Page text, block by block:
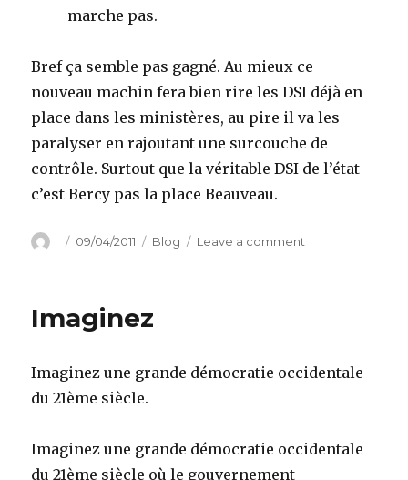
marche pas.
Bref ça semble pas gagné. Au mieux ce
nouveau machin fera bien rire les DSI déjà en
place dans les ministères, au pire il va les
paralyser en rajoutant une surcouche de
contrôle. Surtout que la véritable DSI de l’état
c’est Bercy pas la place Beauveau.
Author
Posted
09/04/2011 Categories
Blog Leave a comment
quoi
Imaginez
Imaginez une grande démocratie occidentale
du 21ème siècle.
Imaginez une grande démocratie occidentale
du 21ème siècle où le gouvernement